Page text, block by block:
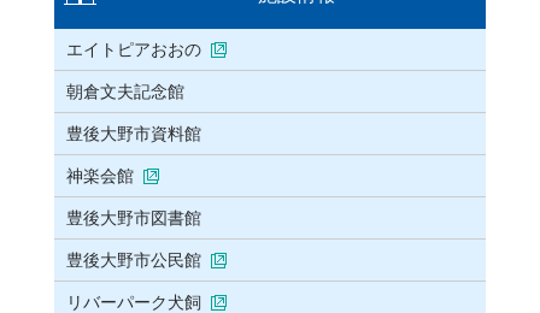
エイトピアおおの
朝倉文夫記念館
豊後大野市資料館
神楽会館
豊後大野市図書館
豊後大野市公民館
リバーパーク犬飼